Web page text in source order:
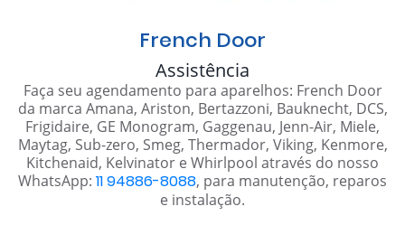
French Door
Assistência
Faça seu agendamento para aparelhos: French Door
da marca Amana, Ariston, Bertazzoni, Bauknecht, DCS,
Frigidaire, GE Monogram, Gaggenau, Jenn-Air, Miele,
Maytag, Sub-zero, Smeg, Thermador, Viking, Kenmore,
Kitchenaid, Kelvinator e Whirlpool através do nosso
WhatsApp: 11 94886-8088, para manutenção, reparos
e instalação.